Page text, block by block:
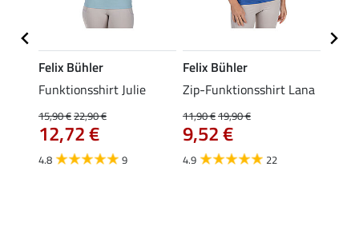
Felix Bühler
Funktionsshirt Julie
15,90 €22,90 €
12,72 €
4.8 9
Felix Bühler
Zip-Funktionsshirt Lana
11,90 €19,90 €
9,52 €
4.9 22